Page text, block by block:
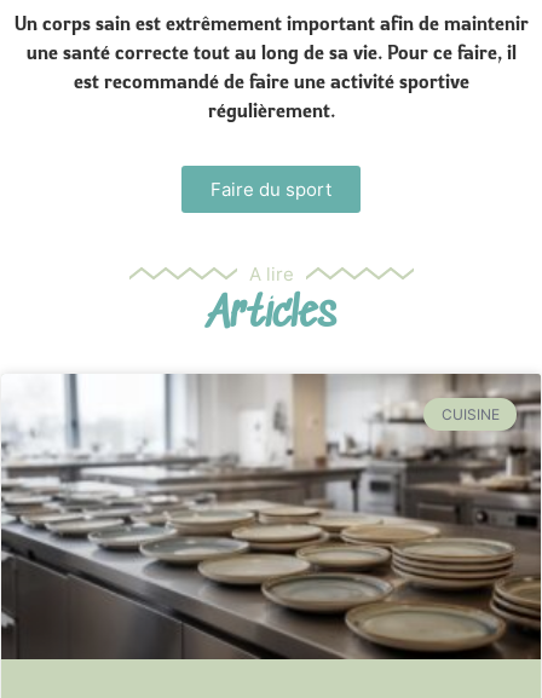
Un corps sain est extrêmement important afin de maintenir
une santé correcte tout au long de sa vie. Pour ce faire, il
est recommandé de faire une activité sportive
régulièrement.
Faire du sport
A lire
Articles
CUISINE